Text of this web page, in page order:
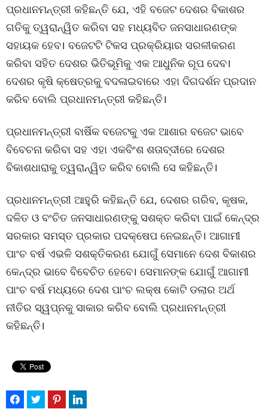
ପ୍ରଧାନମନ୍ତ୍ରୀ କହିଛନ୍ତି ଯେ, ଏହି ବଜେଟ ଦେଶର ବିକାଶର
ଗତିକୁ ତ୍ୱରାନ୍ୱିତ କରିବା ସହ ମଧ୍ୟବିତ ଜନସାଧାରଣଙ୍କ
ସହାୟକ ହେବ। ବଜେଟଟି ଟିକସ ପ୍ରକ୍ରିୟାର ସରଳୀକରଣ
କରିବା ସହିତ ଦେଶର ଭିତିଭୂମିକୁ ଏକ ଆଧୁନିକ ରୂପ ଦେବ।
ଦେଶର କୃଷି କ୍ଷେତ୍ରକୁ ବଦଳାଇବାରେ ଏହା ଦିଗଦର୍ଶନ ପ୍ରଦାନ
କରିବ ବୋଲି ପ୍ରଧାନମନ୍ତ୍ରୀ କହିଛନ୍ତି।
ପ୍ରଧାନମନ୍ତ୍ରୀ ବାର୍ଷିକ ବଜେଟକୁ ଏକ ଆଶାର ବଜେଟ ଭାବେ
ବିବେଚନା କରିବା ସହ ଏହା ଏକବିଂଶ ଶତାବ୍ଦୀରେ ଦେଶର
ବିକାଶଧାରାକୁ ତ୍ୱରାନ୍ୱିତ କରିବ ବୋଲି ସେ କହିଛନ୍ତି।
ପ୍ରଧାନମନ୍ତ୍ରୀ ଆହୁରି କହିଛନ୍ତି ଯେ, ଦେଶର ଗରିବ, କୃଷକ,
ଦଳିତ ଓ ବଂଚିତ ଜନସାଧାରଣଙ୍କୁ ସଶକ୍ତ କରିବା ପାଇଁ କେନ୍ଦ୍ର
ସରକାର ସମସ୍ତ ପ୍ରକାର ପଦକ୍ଷେପ ନେଇଛନ୍ତି। ଆଗାମୀ
ପାଂଚ ବର୍ଷ ଏଭଳି ସଶକ୍ତିକରଣ ଯୋଗୁଁ ସେମାନେ ଦେଶ ବିକାଶର
କେନ୍ଦ୍ର ଭାବେ ବିବେଚିତ ହେବେ। ସେମାନଙ୍କ ଯୋଗୁଁ ଆଗାମୀ
ପାଂଚ ବର୍ଷ ମଧ୍ୟରେ ଦେଶ ପାଂଚ ଲକ୍ଷ କୋଟି ଡଲାର ଅର୍ଥ
ନୀତିର ସ୍ୱପ୍ନକୁ ସାକାର କରିବ ବୋଲି ପ୍ରଧାନମନ୍ତ୍ରୀ
କହିଛନ୍ତି।